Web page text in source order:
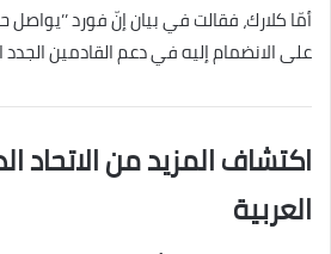
أمّا كلارك، فقالت في بيان إنّ فورد ’’يواصل
على الانضمام إليه في دعم القادمين الجدد
اكتشاف المزيد من الاتحاد
العربية